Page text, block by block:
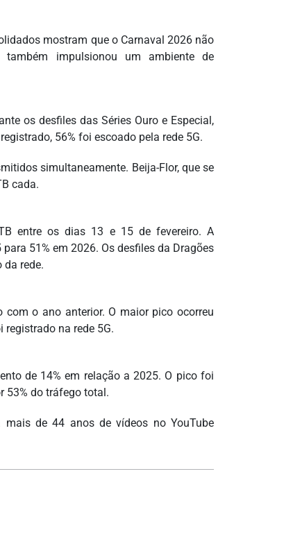
mostram que o Carnaval 2026 não
impulsionou um ambiente de
os desfiles das Séries Ouro e Especial,
56% foi escoado pela rede 5G.
simultaneamente. Beija-Flor, que se
cada.
entre os dias 13 e 15 de fevereiro. A
51% em 2026. Os desfiles da Dragões
da rede.
o ano anterior. O maior pico ocorreu
na rede 5G.
de 14% em relação a 2025. O pico foi
53% do tráfego total.
de 44 anos de vídeos no YouTube